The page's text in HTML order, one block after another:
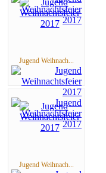
Jugend Weihnach...
Jugend Weihnach...